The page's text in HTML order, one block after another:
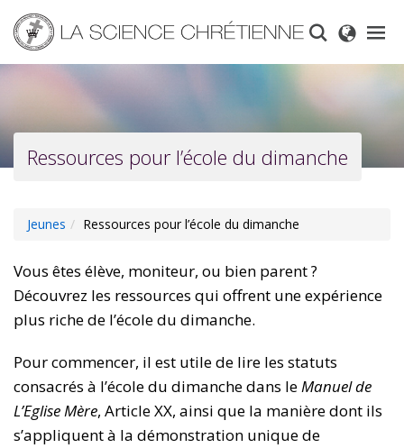
main
content
Ressources pour l’école du dimanche
Jeunes Ressources pour l’école du dimanche
Vous êtes élève, moniteur, ou bien parent ?
Découvrez les ressources qui offrent une expérience
plus riche de l’école du dimanche.
Pour commencer, il est utile de lire les statuts
consacrés à l’école du dimanche dans leManuel de
L’Eglise Mère, Article XX, ainsi que la manière dont ils
s’appliquent à la démonstration unique de